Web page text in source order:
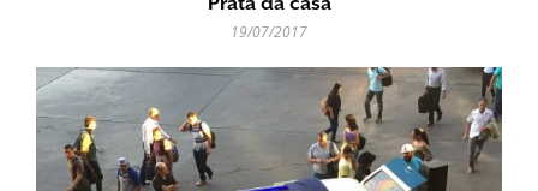
19/07/2017